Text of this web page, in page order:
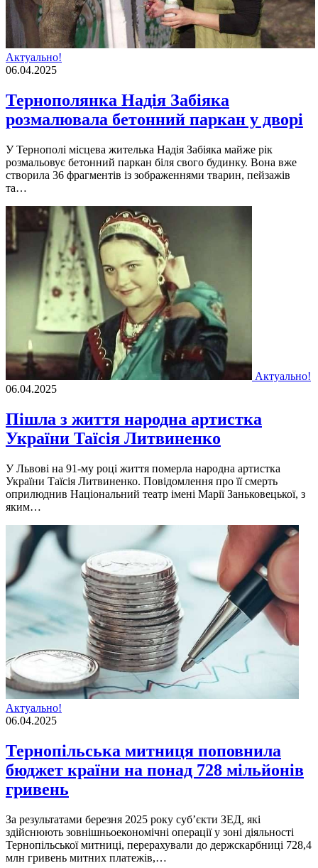
Актуально!
06.04.2025
Тернополянка Надія Забіяка
розмалювала бетонний паркан у дворі
У Тернополі місцева жителька Надія Забіяка майже рік
розмальовує бетонний паркан біля свого будинку. Вона вже
створила 36 фрагментів із зображеннями тварин, пейзажів
та…
Актуально!
06.04.2025
Пішла з життя народна артистка
України Таїсія Литвиненко
У Львові на 91-му році життя померла народна артистка
України Таїсія Литвиненко. Повідомлення про її смерть
оприлюднив Національний театр імені Марії Заньковецької, з
яким…
Актуально!
06.04.2025
Тернопільська митниця поповнила
бюджет країни на понад 728 мільйонів
гривень
За результатами березня 2025 року суб’єкти ЗЕД, якi
здiйснюють зовнiшньоекономiчнi операцiї у зонi дiяльностi
Тернопiльської митницi, перерахували до держскарбницi 728,4
млн гривень митних платежiв,…